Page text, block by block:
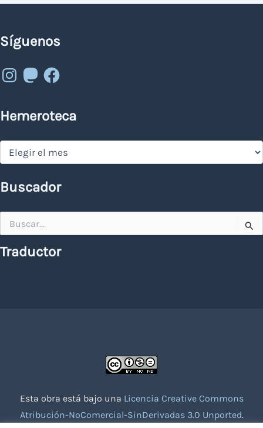
Síguenos
Instagram
MastodonFacebook
Hemeroteca
Hemeroteca
Buscador
por:
Traductor
Esta obra está bajo una Licencia Creative Commons
Atribución-NoComercial-SinDerivadas 3.0 Unported.